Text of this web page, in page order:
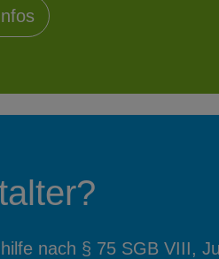
nach § 75 SGB VIII,